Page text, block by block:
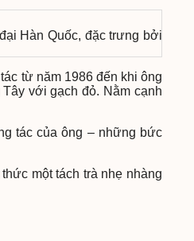
Hàn Quốc, đặc trưng bởi
từ năm 1986 đến khi ông
với gạch đỏ. Nằm cạnh
tác của ông – những bức
một tách trà nhẹ nhàng